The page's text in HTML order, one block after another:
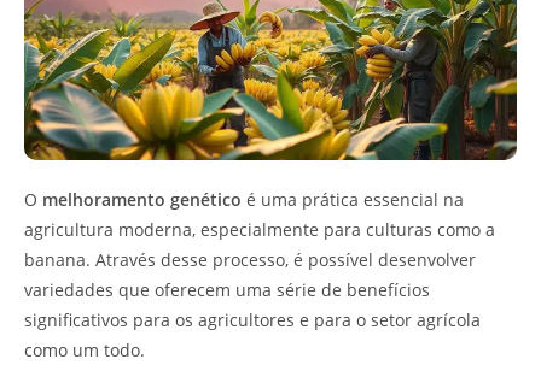
O melhoramento genético é uma prática essencial na
agricultura moderna, especialmente para culturas como a
banana. Através desse processo, é possível desenvolver
variedades que oferecem uma série de benefícios
significativos para os agricultores e para o setor agrícola
como um todo.